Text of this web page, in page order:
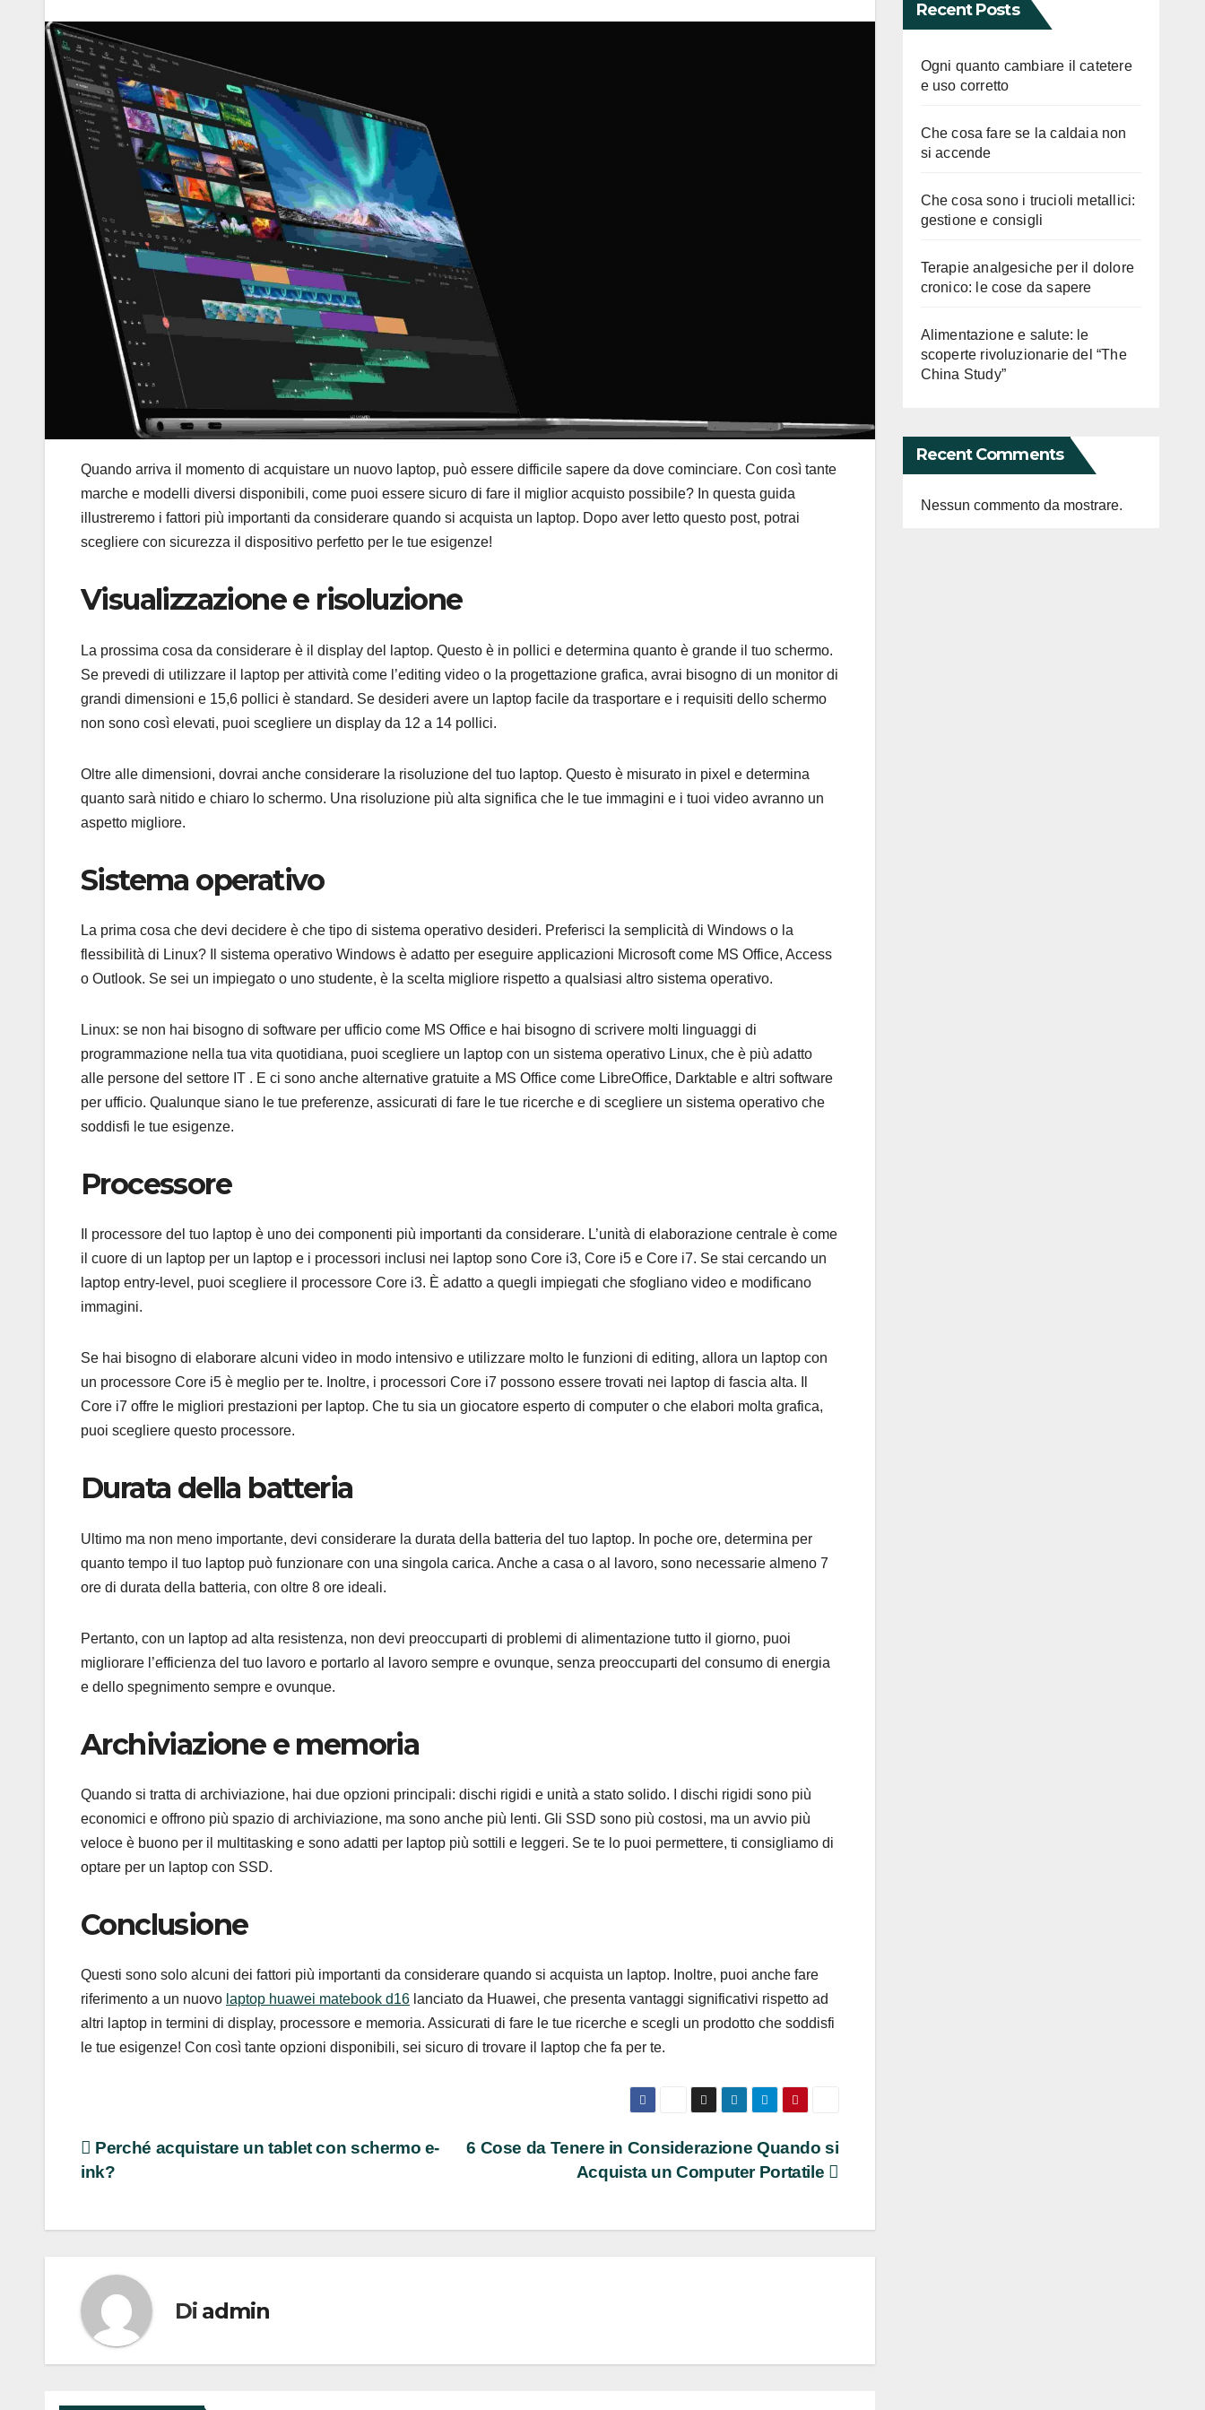
Quando arriva il momento di acquistare un nuovo laptop, può essere difficile sapere da dove cominciare. Con così tante
marche e modelli diversi disponibili, come puoi essere sicuro di fare il miglior acquisto possibile? In questa guida
illustreremo i fattori più importanti da considerare quando si acquista un laptop. Dopo aver letto questo post, potrai
scegliere con sicurezza il dispositivo perfetto per le tue esigenze!
Visualizzazione e risoluzione
La prossima cosa da considerare è il display del laptop. Questo è in pollici e determina quanto è grande il tuo schermo.
Se prevedi di utilizzare il laptop per attività come l’editing video o la progettazione grafica, avrai bisogno di un monitor di
grandi dimensioni e 15,6 pollici è standard. Se desideri avere un laptop facile da trasportare e i requisiti dello schermo
non sono così elevati, puoi scegliere un display da 12 a 14 pollici.
Oltre alle dimensioni, dovrai anche considerare la risoluzione del tuo laptop. Questo è misurato in pixel e determina
quanto sarà nitido e chiaro lo schermo. Una risoluzione più alta significa che le tue immagini e i tuoi video avranno un
aspetto migliore.
Sistema operativo
La prima cosa che devi decidere è che tipo di sistema operativo desideri. Preferisci la semplicità di Windows o la
flessibilità di Linux? Il sistema operativo Windows è adatto per eseguire applicazioni Microsoft come MS Office, Access
o Outlook. Se sei un impiegato o uno studente, è la scelta migliore rispetto a qualsiasi altro sistema operativo.
Linux: se non hai bisogno di software per ufficio come MS Office e hai bisogno di scrivere molti linguaggi di
programmazione nella tua vita quotidiana, puoi scegliere un laptop con un sistema operativo Linux, che è più adatto
alle persone del settore IT . E ci sono anche alternative gratuite a MS Office come LibreOffice, Darktable e altri software
per ufficio. Qualunque siano le tue preferenze, assicurati di fare le tue ricerche e di scegliere un sistema operativo che
soddisfi le tue esigenze.
Processore
Il processore del tuo laptop è uno dei componenti più importanti da considerare. L’unità di elaborazione centrale è come
il cuore di un laptop per un laptop e i processori inclusi nei laptop sono Core i3, Core i5 e Core i7. Se stai cercando un
laptop entry-level, puoi scegliere il processore Core i3. È adatto a quegli impiegati che sfogliano video e modificano
immagini.
Se hai bisogno di elaborare alcuni video in modo intensivo e utilizzare molto le funzioni di editing, allora un laptop con
un processore Core i5 è meglio per te. Inoltre, i processori Core i7 possono essere trovati nei laptop di fascia alta. Il
Core i7 offre le migliori prestazioni per laptop. Che tu sia un giocatore esperto di computer o che elabori molta grafica,
puoi scegliere questo processore.
Durata della batteria
Ultimo ma non meno importante, devi considerare la durata della batteria del tuo laptop. In poche ore, determina per
quanto tempo il tuo laptop può funzionare con una singola carica. Anche a casa o al lavoro, sono necessarie almeno 7
ore di durata della batteria, con oltre 8 ore ideali.
Pertanto, con un laptop ad alta resistenza, non devi preoccuparti di problemi di alimentazione tutto il giorno, puoi
migliorare l’efficienza del tuo lavoro e portarlo al lavoro sempre e ovunque, senza preoccuparti del consumo di energia
e dello spegnimento sempre e ovunque.
Archiviazione e memoria
Quando si tratta di archiviazione, hai due opzioni principali: dischi rigidi e unità a stato solido. I dischi rigidi sono più
economici e offrono più spazio di archiviazione, ma sono anche più lenti. Gli SSD sono più costosi, ma un avvio più
veloce è buono per il multitasking e sono adatti per laptop più sottili e leggeri. Se te lo puoi permettere, ti consigliamo di
optare per un laptop con SSD.
Conclusione
Questi sono solo alcuni dei fattori più importanti da considerare quando si acquista un laptop. Inoltre, puoi anche fare
riferimento a un nuovo laptop huawei matebook d16 lanciato da Huawei, che presenta vantaggi significativi rispetto ad
altri laptop in termini di display, processore e memoria. Assicurati di fare le tue ricerche e scegli un prodotto che soddisfi
le tue esigenze! Con così tante opzioni disponibili, sei sicuro di trovare il laptop che fa per te.
Navigazione
6 Cose da Tenere in Considerazione Quando si
Acquista un Computer Portatile
Perché acquistare un tablet con schermo e-
ink?
Di admin
Recent Posts
Ogni quanto cambiare il catetere
e uso corretto
Che cosa fare se la caldaia non
si accende
Che cosa sono i trucioli metallici:
gestione e consigli
Terapie analgesiche per il dolore
cronico: le cose da sapere
Alimentazione e salute: le
scoperte rivoluzionarie del “The
China Study”
Recent Comments
Nessun commento da mostrare.